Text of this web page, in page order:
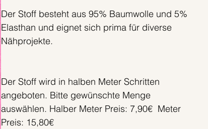
Der Stoff besteht aus 95% Baumwolle und 5%
Elasthan und eignet sich prima für diverse
Nähprojekte.
Der Stoff wird in halben Meter Schritten
angeboten. Bitte gewünschte Menge
auswählen. Halber Meter Preis: 7,90€ Meter
Preis: 15,80€